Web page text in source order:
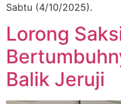
Sabtu (4/10/2025).
Lorong
Balik Jeruji